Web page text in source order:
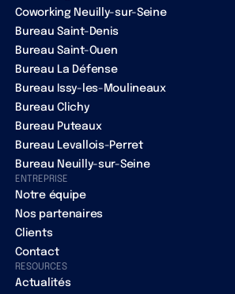
Coworking Neuilly-sur-Seine
Bureau Saint-Denis
Bureau Saint-Ouen
Bureau La Défense
Bureau Issy-les-Moulineaux
Bureau Clichy
Bureau Puteaux
Bureau Levallois-Perret
Bureau Neuilly-sur-Seine
ENTREPRISE
Notre équipe
Nos partenaires
Clients
Contact
RESOURCES
Actualités